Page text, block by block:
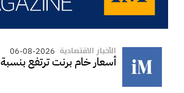
الأخبار الاقتصادية 06-08-2026
أسعار خام برنت ترتفع بنسبة 5%